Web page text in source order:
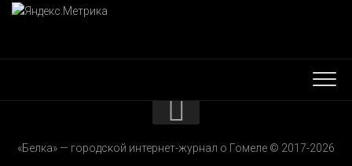
РЕКЛАМОДАТЕЛЯМ
«Белка» — городской интернет-журнал о Гомеле © 2017-2026